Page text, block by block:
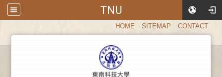
TNU
HOME SITEMAP CONTACT